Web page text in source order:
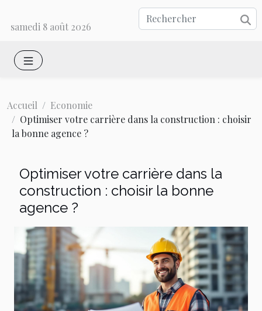
samedi 8 août 2026
Accueil
Economie
Optimiser votre carrière dans la construction : choisir
la bonne agence ?
Optimiser votre carrière dans la
construction : choisir la bonne
agence ?